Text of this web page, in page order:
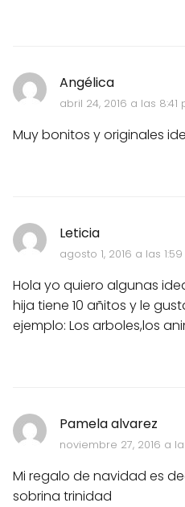
Angélica
abril 24, 2016 a las 8:41
Muy bonitos y originales
Leticia
agosto 1, 2016 a las
Hola yo quiero algunas
hija tiene 10 añitos y le
ejemplo: Los arboles,los
Pamela alvarez
noviembre 27, 2016 a
Mi regalo de navidad es
sobrina trinidad